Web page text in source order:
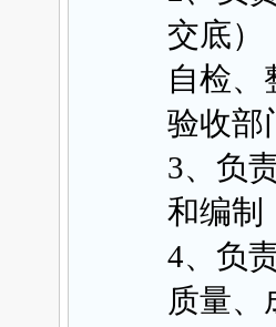
交底）
自检、
验收部
3、负
和编
4、负
质量、